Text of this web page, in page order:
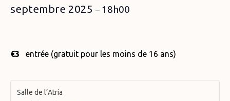
septembre 2025 – 18h00
€3 entrée (gratuit pour les moins de 16 ans)
Salle de l’Atria